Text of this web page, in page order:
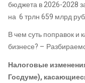
бюджета в 2026-2028
на 6 трлн 659 млрд
В чем суть поправок и
бизнесе? –
Налоговые
Госдуме),